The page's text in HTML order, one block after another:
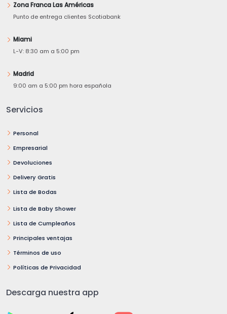
Zona Franca Las Américas
Punto de entrega clientes Scotiabank
Miami
L-V: 8:30 am a 5:00 pm
Madrid
9:00 am a 5:00 pm hora española
Servicios
Personal
Empresarial
Devoluciones
Delivery Gratis
Lista de Bodas
Lista de Baby Shower
Lista de Cumpleaños
Principales ventajas
Términos de uso
Políticas de Privacidad
Descarga nuestra app